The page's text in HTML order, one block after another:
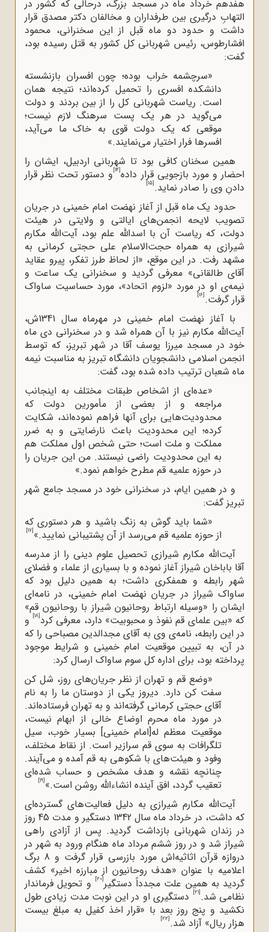
هفدهم خرداد ماه در مسجد بزرگ، درحالی که کشور در
التهابِ درگیری بین طرفداران و مخالفان دکتر مصدق قرار
داشت و حدود دو ماه قبل از این سخنرانی، محمود
افشارطوس، رئیس شهربانی کل کشور به قتل رسیده بود،
گفت:
«سرچشمه خراب بوده؛ چون افسران بازنشسته
دانشکده افسری را تحمیل کرده‌اند؛ نتیجه همان
است. ریاست شهربانی کل را از بین بردند و دولت
می‌گوید در هر یک پست سرهنگ لازم نیست؛
موقعی که یک دولت قوی به خاک ما می‌آید،
افسرها فرار اختیار می‌نمایند.»
همین سخنان کافی بود تا شهربانی اردبیل، ایشان را
احضار و مورد بازجویی قرار داده[14]و دستور تحت نظر قرار
دادنِ وی را صادر نماید.[15]
حدود یک ماه قبل از آغاز نهضت امام خمینی در جریان
تصویب لایحه انجمن‌های ایالتی و ولایتی در هیئت
دولت، که ریاست آن با اسدالله علم بود، آیت‌الله‌ مکارم
شیرازی به همراه حجت‌الاسلام علی حجتی کرمانی به
مشهد رفت. در این موقع، «از لحاظ طرز تفکر، پیرو عقاید
آقای طالقانی» معرفی گردید و سخنرانی یک ساعت و
نیمه‌ی او در مورد «لزوم اتحاد»، مورد حساسیت ساواک
قرار گرفت.[16]
با آغاز نهضت امام خمینی در مهرماه سال 1341ش،
آیت‌الله‌ مکارم نیز با آن همراه شد و در سخنرانی دی ماه
خود در مسجد میرزا یوسف آقا در شهر تبریز، که توسط
انجمن اسلامی دانشجویان دانشگاه تبریز به مناسبت نیمه
ماه شعبان ترتیب داده شده بود، گفت:
«عده‌ای از اشخاص طبقات مختلف به اینجانب
مراجعه و از بعضی از مأمورین دولت که
محدودیت‌هایی برای آنها فراهم نموده‌اند، شکایت
کرده؛ این محدودیت باعث نارضایتی و به ضرر
مملکت و ملت است؛ حتی شخص اول مملکت هم
به این محدودیت راضی نیستند. من این جریان را
در حوزه علمیه قم مطرح خواهم نمود.»
و در همین ایام، در سخنرانی خود در مسجد جامع شهر
تبریز گفت:
«شما باید گوش به زنگ باشید و هر دستوری که
از حوزه علمیه قم می‌رسد از آن پشتیبانی نمایید.»[17]
آیت‌الله‌ مکارم شیرازی تحصیل علوم دینی را از مدرسه
آقا باباخان شیراز آغاز نموده و با بسیاری از علماء و فضلای
شهر رابطه و همفکری داشت؛ به همین دلیل بود که
ساواک شیراز در جریان نهضت امام خمینی، در نامه‌ای
ایشان را «وسیله ارتباط روحانیون شیراز با روحانیون قم»
که «بین علمای قم نفوذ و محبوبیت» دارد، معرفی کرد[18] و
در این رابطه، نامه‌ی وی به آقای مجدالدین مصباحی را که
در آن، به تبیین موقعیت امام خمینی و شرایط موجود
پرداخته بود، برای اداره کل سوم ساواک ارسال کرد:
«وضع قم و تهران از نظر جریان‌های روز، شل کن
سفت کن دارد. دیروز یکی از دوستان ما را به نام
آقای حجتی کرمانی گرفته‌اند و به تهران فرستاده‌اند.
در مورد ماه محرم اوضاع خالی از ابهام نیست،
موقعیت معظم له[امام خمینی] بسیار خوب، سیل
تلگرافات به سوی قم سرازیر است. از نقاط مختلف،
وفود و هیئت‌های با شکوهی به قم آمده و می‌آیند.
چنانچه نقشه و هدف مشخص و حساب شده‌ای
تعقیب گردد، افق آینده انشاءالله روشن است.»[19]
آیت‌الله‌ مکارم شیرازی به دلیل فعالیت‌های گسترده‌ای
که داشت، در خرداد ماه سال 1342 دستگیر و مدت 45 روز
در زندان شهربانی بازداشت گردید. پس از آزادی راهی
شیراز شد و در روز ششم مرداد ماه هنگام ورود به شهر در
دروازه قرآن اثاثیه‌اش مورد بازرسی قرار گرفت و 8 برگ
اعلامیه با عنوان «هدف روحانیون از مبارزه اخیر» کشف
گردید به همین علت مجدداً دستگیر[20] و تحویل فرماندار
نظامی شد.[21] دستگیری او در این نوبت مدت زیادی طول
نکشید و پنج روز بعد با «قرار اخذ کفیل به مبلغ بیست
هزار ریال» آزاد شد.[22]